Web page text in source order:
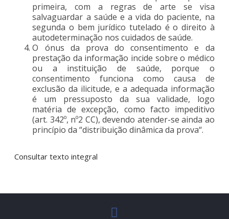
primeira, com a regras de arte se visa
salvaguardar a saúde e a vida do paciente, na
segunda o bem jurídico tutelado é o direito à
autodeterminação nos cuidados de saúde.
O ónus da prova do consentimento e da
prestação da informação incide sobre o médico
ou a instituição de saúde, porque o
consentimento funciona como causa de
exclusão da ilicitude, e a adequada informação
é um pressuposto da sua validade, logo
matéria de excepção, como facto impeditivo
(art. 342º, nº2 CC), devendo atender-se ainda ao
princípio da “distribuição dinâmica da prova“.
Consultar texto integral